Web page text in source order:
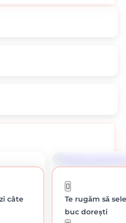
taierea foilor metalice.
câte
Te rugăm să
buc dorești